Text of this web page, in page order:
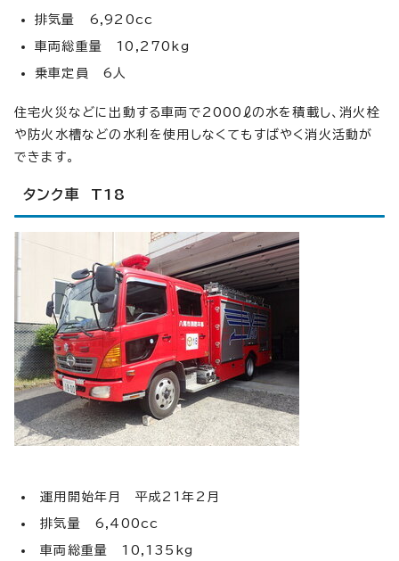
排気量 6,920cc
車両総重量 10,270kg
乗車定員 6人
住宅火災などに出動する車両で2000ℓの水を積載し、消火栓
や防火水槽などの水利を使用しなくてもすばやく消火活動が
できます。
タンク車 T18
運用開始年月 平成21年2月
排気量 6,400cc
車両総重量 10,135kg